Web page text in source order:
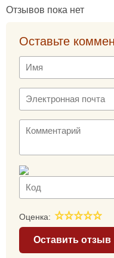
Отзывов пока нет
Оставьте
Оценка:
Оставить отзыв